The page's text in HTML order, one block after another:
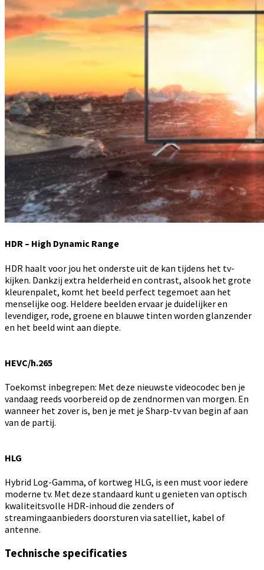
HDR – High Dynamic Range
HDR haalt voor jou het onderste uit de kan tijdens het tv-
kijken. Dankzij extra helderheid en contrast, alsook het grote
kleurenpalet, komt het beeld perfect tegemoet aan het
menselijke oog. Heldere beelden ervaar je duidelijker en
levendiger, rode, groene en blauwe tinten worden glanzender
en het beeld wint aan diepte.
HEVC/h.265
Toekomst inbegrepen: Met deze nieuwste videocodec ben je
vandaag reeds voorbereid op de zendnormen van morgen. En
wanneer het zover is, ben je met je Sharp-tv van begin af aan
van de partij.
HLG
Hybrid Log-Gamma, of kortweg HLG, is een must voor iedere
moderne tv. Met deze standaard kunt u genieten van optisch
kwaliteitsvolle HDR-inhoud die zenders of
streamingaanbieders doorsturen via satelliet, kabel of
antenne.
Technische specificaties